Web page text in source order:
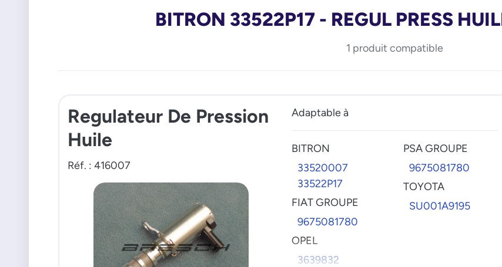
BITRON 33522P17 - REGUL PRESS
1 produit compatible
Regulateur De Pression
Huile
Réf. : 416007
Adaptable à
BITRON
33520007
33522P17
FIAT GROUPE
9675081780
OPEL
3639832
PSA GROUPE
9675081780
TOYOTA
SU001A9195